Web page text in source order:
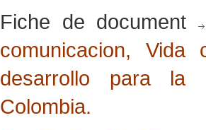
Fiche de document
comunicacion, Vida
desarrollo para la
Colombia.